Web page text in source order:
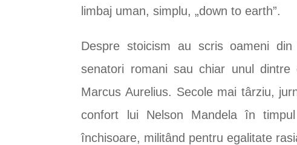
limbaj uman, simplu, „down to earth”.
Despre stoicism au scris oameni
senatori romani sau chiar unul
Marcus Aurelius. Secole mai târziu,
confort lui Nelson Mandela în
închisoare, militând pentru egalitate